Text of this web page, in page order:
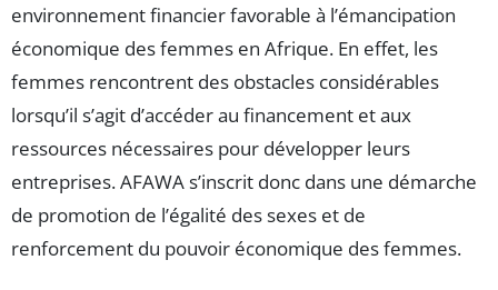
environnement financier favorable à l’émancipation
économique des femmes en Afrique. En effet, les
femmes rencontrent des obstacles considérables
lorsqu’il s’agit d’accéder au financement et aux
ressources nécessaires pour développer leurs
entreprises. AFAWA s’inscrit donc dans une démarche
de promotion de l’égalité des sexes et de
renforcement du pouvoir économique des femmes.